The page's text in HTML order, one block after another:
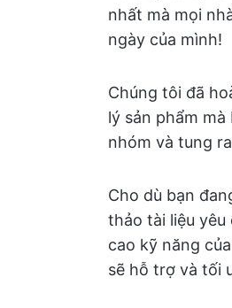
nhất mà mọi
ngày của mình!
Chúng tôi đã
lý sản phẩm
nhóm và tung
Cho dù bạn
thảo tài liệu
cao kỹ năng
sẽ hỗ trợ và tối